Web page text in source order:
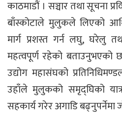
काठमाडौं । सञ्चार तथा सूचना
बाँस्कोटाले मुलुकले लिएको
मार्ग प्रशस्त गर्न लघु, घरेलु
महत्वपूर्ण रहेको बताउनुभएको
उद्योग महासंघको
उहाँले मुलुकको समृद्घिको
सहकार्य गरेर अगाडि बढ्नुपर्नेमा